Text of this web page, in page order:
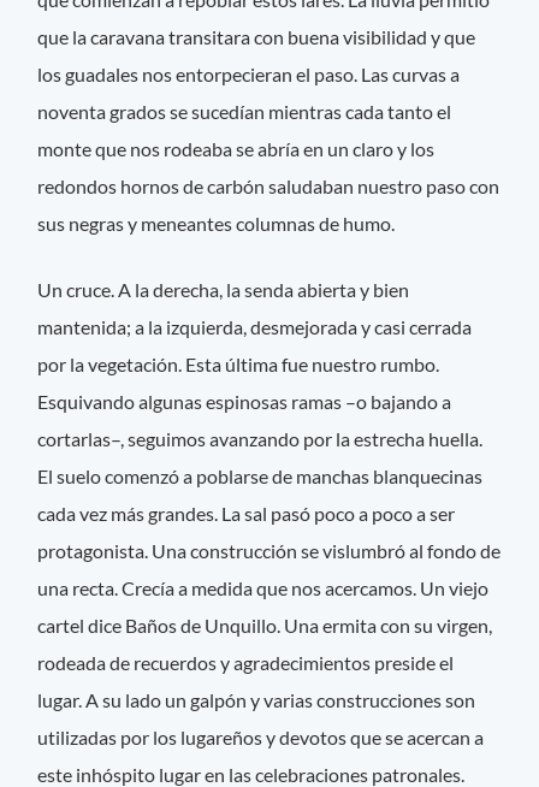
que la caravana transitara con buena visibilidad y que
los guadales nos entorpecieran el paso. Las curvas a
noventa grados se sucedían mientras cada tanto el
monte que nos rodeaba se abría en un claro y los
redondos hornos de carbón saludaban nuestro paso con
sus negras y meneantes columnas de humo.
Un cruce. A la derecha, la senda abierta y bien
mantenida; a la izquierda, desmejorada y casi cerrada
por la vegetación. Esta última fue nuestro rumbo.
Esquivando algunas espinosas ramas –o bajando a
cortarlas–, seguimos avanzando por la estrecha huella.
El suelo comenzó a poblarse de manchas blanquecinas
cada vez más grandes. La sal pasó poco a poco a ser
protagonista. Una construcción se vislumbró al fondo de
una recta. Crecía a medida que nos acercamos. Un viejo
cartel dice Baños de Unquillo. Una ermita con su virgen,
rodeada de recuerdos y agradecimientos preside el
lugar. A su lado un galpón y varias construcciones son
utilizadas por los lugareños y devotos que se acercan a
este inhóspito lugar en las celebraciones patronales.